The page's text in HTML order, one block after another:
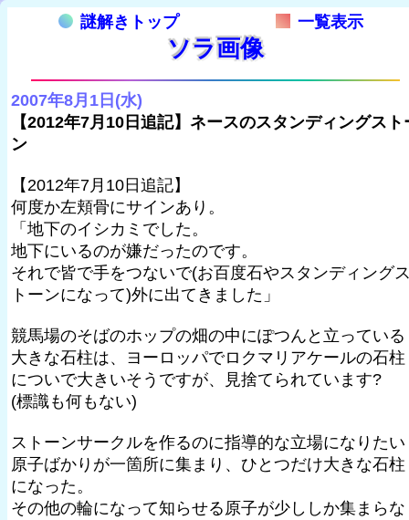
謎解きトップ 一覧表示
ソラ画像
2007年8月1日(水)
【2012年7月10日追記】ネースのスタンディングスト
ン
【2012年7月10日追記】
何度か左頬骨にサインあり。
「地下のイシカミでした。
地下にいるのが嫌だったのです。
それで皆で手をつないで(お百度石やスタンディング
トーンになって)外に出てきました」
競馬場のそばのホップの畑の中にぽつんと立っている
大きな石柱は、ヨーロッパでロクマリアケールの石柱
についで大きいそうですが、見捨てられています?
(標識も何もない)
ストーンサークルを作るのに指導的な立場になりたい
原子ばかりが一箇所に集まり、ひとつだけ大きな石柱
になった。
その他の輪になって知らせる原子が少ししか集まらな